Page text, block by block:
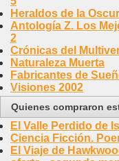
Heraldos de la
Antología Z. Los
2
Crónicas del
Naturaleza Muerta
Fabricantes de
Visiones 2002
Quienes compraron
El Valle Perdido de
Ciencia Ficción.
El Viaje de